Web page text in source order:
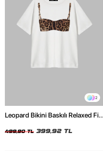
2
Leopard Bikini Baskılı Relaxed Fit
499,90 TL 399,92 TL